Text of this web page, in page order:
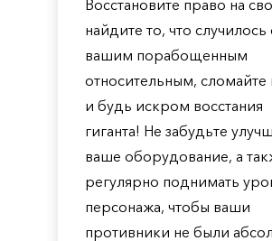
Восстановите право на
найдите то, что случилось
вашим порабощенным
относительным, сломайте
и будь искром восстания
гиганта! Не забудьте
ваше оборудование, а
регулярно поднимать
персонажа, чтобы ваши
противники не были